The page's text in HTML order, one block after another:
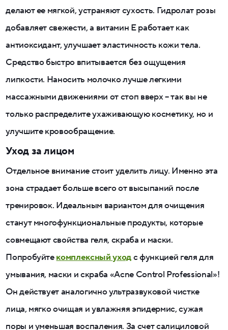
делают ее мягкой, устраняют сухость. Гидролат розы
добавляет свежести, а витамин Е работает как
антиоксидант, улучшает эластичность кожи тела.
Средство быстро впитывается без ощущения
липкости. Наносить молочко лучше легкими
массажными движениями от стоп вверх – так вы не
только распределите ухаживающую косметику, но и
улучшите кровообращение.
Уход за лицом
Отдельное внимание стоит уделить лицу. Именно эта
зона страдает больше всего от высыпаний после
тренировок. Идеальным вариантом для очищения
станут многофункциональные продукты, которые
совмещают свойства геля, скраба и маски.
Попробуйтекомплексный уходс функцией геля для
умывания, маски и скраба «Acne Control Professional»!
Он действует аналогично ультразвуковой чистке
лица, мягко очищая и увлажняя эпидермис, сужая
поры и уменьшая воспаления. За счет салициловой